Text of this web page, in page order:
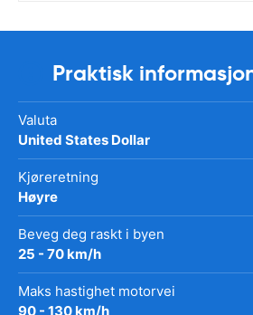
Praktisk
Valuta
United States Dollar
Kjøreretning
Høyre
Beveg deg raskt i byen
25 - 70 km/h
Maks hastighet motorvei
90 - 130 km/h